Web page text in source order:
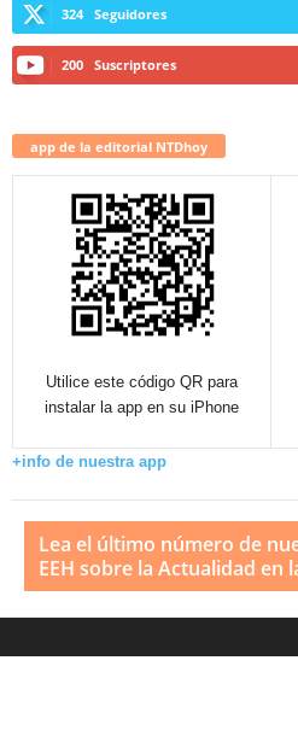
324 Seguidores
200 Suscriptores
app de la editorial NTDhoy
Utilice este código QR para
instalar la app en su iPhone
+info de nuestra app
Lea el último número de
EEH sobre la Actualidad en